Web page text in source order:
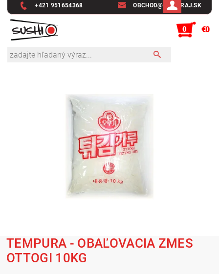
+421 951654368 OBCHOD@SUSHIRAJ.SK
0 €0
TEMPURA - OBAĽOVACIA ZMES
OTTOGI 10KG